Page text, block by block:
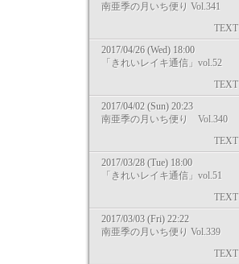
南亜季の月いち便り Vol.341
TEXT
2017/04/26 (Wed) 18:00
「きれいレイキ通信」vol.52
TEXT
2017/04/02 (Sun) 20:23
南亜季の月いち便り Vol.340
TEXT
2017/03/28 (Tue) 18:00
「きれいレイキ通信」vol.51
TEXT
2017/03/03 (Fri) 22:22
南亜季の月いち便り Vol.339
TEXT